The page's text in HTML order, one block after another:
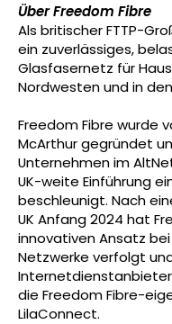
Über Freedom Fibre
Als britischer FTTP-
ein zuverlässiges,
Glasfasernetz für
Nordwesten und in
Freedom Fibre wurde
McArthur gegründet
Unternehmen im
UK-weite Einführung
beschleunigt. Nach
UK Anfang 2024 hat
innovativen Ansatz
Netzwerke verfolgt
die Freedom Fibre-
LilaConnect.